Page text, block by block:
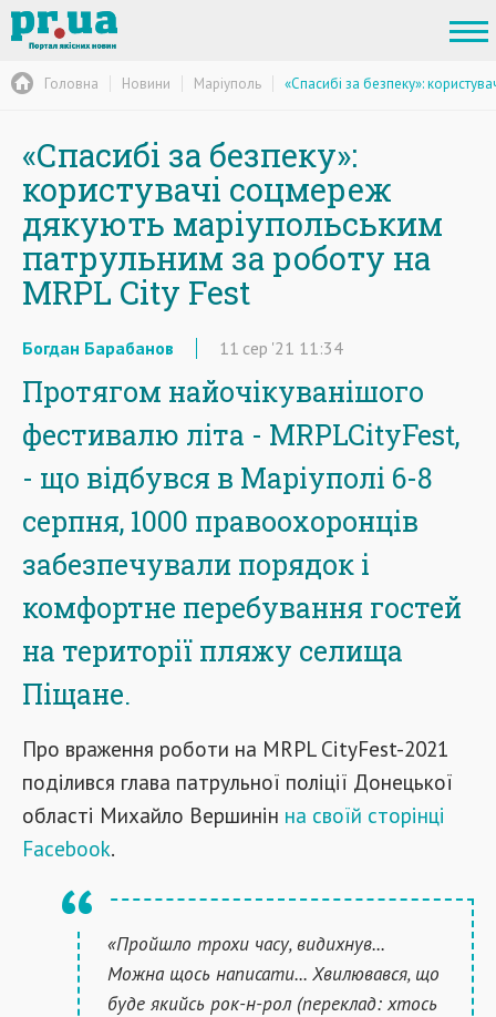
Головна Новини Маріуполь «Спасибі за безпеку»:
«Спасибі за безпеку»:
користувачі соцмереж
дякують маріупольським
патрульним за роботу на
MRPL City Fest
Богдан Барабанов 11 сер '21 11:34
Протягом найочікуванішого
фестивалю літа - MRPLCityFest,
- що відбувся в Маріуполі 6-8
серпня, 1000 правоохоронців
забезпечували порядок і
комфортне перебування гостей
на території пляжу селища
Піщане.
Про враження роботи на MRPL CityFest-2021
поділився глава патрульної поліції Донецької
області Михайло Вершинін на своїй сторінці
Facebook.
«Пройшло трохи часу, видихнув...
Можна щось написати... Хвилювався, що
буде якийсь рок-н-рол (переклад: хтось